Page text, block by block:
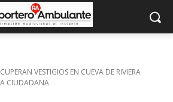
VESTIGIOS EN CUEVA DE RIVIERA
CIUDADANA